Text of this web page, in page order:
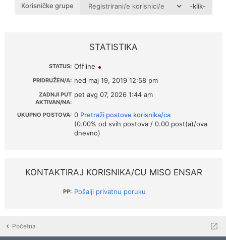
Korisničke grupe -klik-
STATISTIKA
STATUS: Offline
PRIDRUŽEN/A: ned maj 19, 2019 12:58 pm
ZADNJI PUT
AKTIVAN/NA:
pet avg 07, 2026 1:44 am
UKUPNO POSTOVA: 0 Pretraži postove korisnika/ca
(0.00% od svih postova / 0.00 post(a)/ova
dnevno)
KONTAKTIRAJ KORISNIKA/CU MISO ENSAR
PP: Pošalji privatnu poruku
Početna